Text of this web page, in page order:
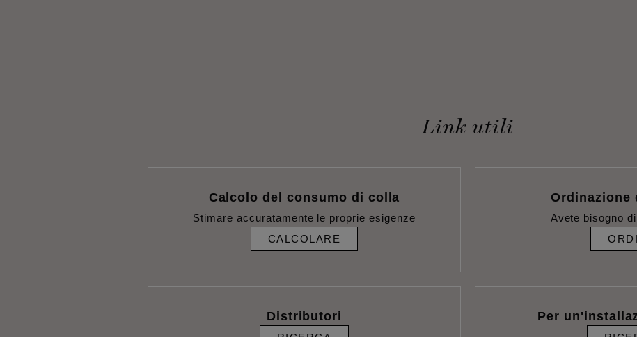
Link utili
Calcolo del consumo di colla
Stimare accuratamente le proprie esigenze
CALCOLARE
Ordinazione
Avete bisogno
Distributori Per